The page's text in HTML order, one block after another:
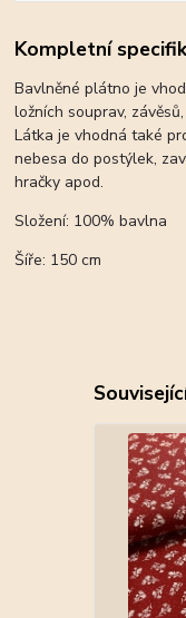
Kompletní
Bavlněné plátno je
ložních souprav,
Látka je vhodná také
nebesa do postýlek,
hračky apod.
Složení: 100% bavlna
Šíře: 150 cm